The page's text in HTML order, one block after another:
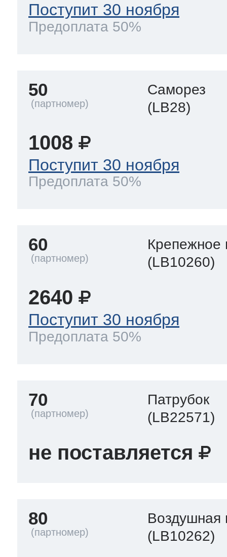
Поступит 30 ноября
Предоплата 50%
50
Саморез
(LB28)
1008
Поступит 30 ноября
Предоплата 50%
60
Крепежное
(LB10260)
2640
Поступит 30 ноября
Предоплата 50%
70
Патрубок
(LB22571)
не поставляется
80
Воздушная
(LB10262)